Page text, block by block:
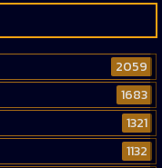
2059
1683
1321
1132